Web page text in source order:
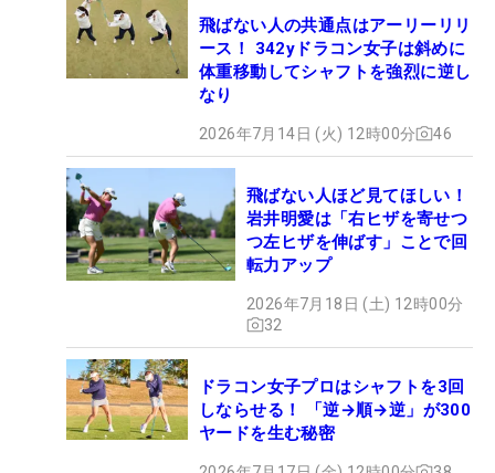
飛ばない人の共通点はアーリーリリ
ース！ 342yドラコン女子は斜めに
体重移動してシャフトを強烈に逆し
なり
2026年7月14日 (火) 12時00分 46
飛ばない人ほど見てほしい！
岩井明愛は「右ヒザを寄せつ
つ左ヒザを伸ばす」ことで回
転力アップ
2026年7月18日 (土) 12時00分
32
ドラコン女子プロはシャフトを3回
しならせる！ 「逆→順→逆」が300
ヤードを生む秘密